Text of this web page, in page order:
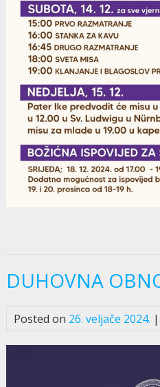
DUHOVNA
Posted on 26. veljače 2024.